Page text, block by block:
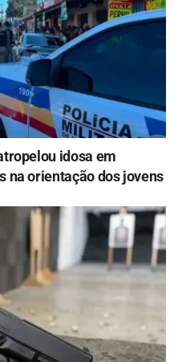
idosa em
na orientação dos jovens